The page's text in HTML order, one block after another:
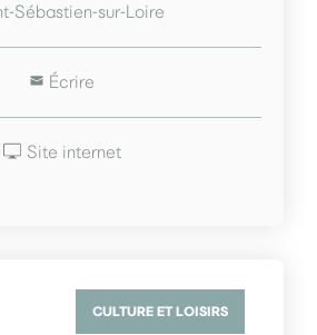
Sébastien-sur-Loire
Écrire
Site internet
CULTURE ET LOISIRS